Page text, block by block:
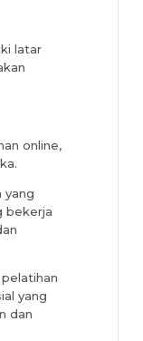
latar
online,
yang
bekerja
yang
dan